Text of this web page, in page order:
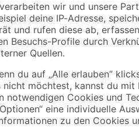
mediPOOL
Abdeckplane